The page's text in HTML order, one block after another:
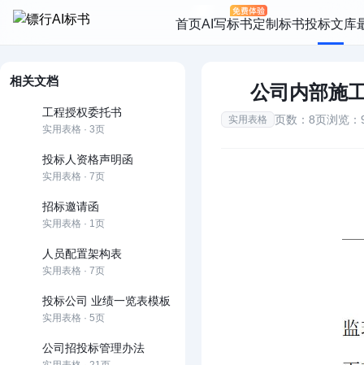
首页AI写标书定制标书投标文库
相关文档
工程授权委托书
实用表格 · 3页
投标人资格声明函
实用表格 · 7页
招标邀请函
实用表格 · 1页
人员配置架构表
实用表格 · 7页
投标公司 业绩一览表模板
实用表格 · 5页
公司招投标管理办法
公司内部施
实用表格 页数：8页浏览：